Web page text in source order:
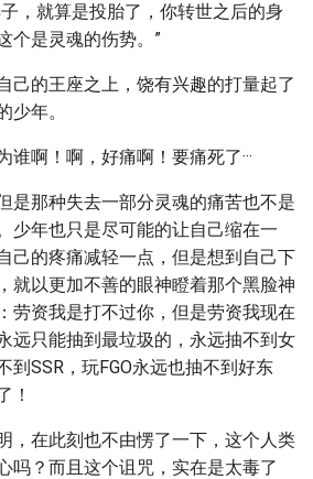
，就算是投胎了，你转世之后的身
个是灵魂的伤势。”
己的王座之上，饶有兴趣的打量起了
少年。
啊！啊，好痛啊！要痛死了···
是那种失去一部分灵魂的痛苦也不是
少年也只是尽可能的让自己缩在一
己的疼痛减轻一点，但是想到自己下
就以更加不善的眼神瞪着那个黑脸神
劳资我是打不过你，但是劳资我现在
远只能抽到最垃圾的，永远抽不到女
到SSR，玩FGO永远也抽不到好东
！
，在此刻也不由愣了一下，这个人类
吗？而且这个诅咒，实在是太毒了